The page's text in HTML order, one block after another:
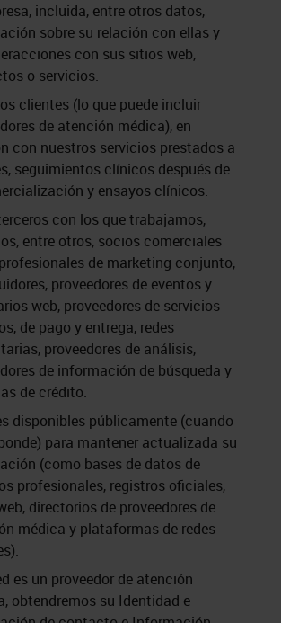
incluida, entre otros datos,
sobre su relación con ellas y
con sus sitios web,
o servicios.
clientes (lo que puede incluir
de atención médica), en
con nuestros servicios prestados a
seguimientos clínicos después de
y ensayos clínicos.
con los que trabajamos,
entre otros, socios comerciales
de marketing conjunto,
proveedores de eventos y
web, proveedores de servicios
de pago y entrega, redes
proveedores de análisis,
de información de búsqueda y
de crédito.
disponibles públicamente (cuando
para mantener actualizada su
(como bases de datos de
profesionales, registros oficiales,
directorios de proveedores de
médica y plataformas de redes
es un proveedor de atención
obtendremos su Identidad e